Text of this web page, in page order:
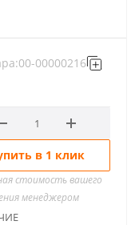
00-00000216
в 1 клик
стоимость вашего
менеджером